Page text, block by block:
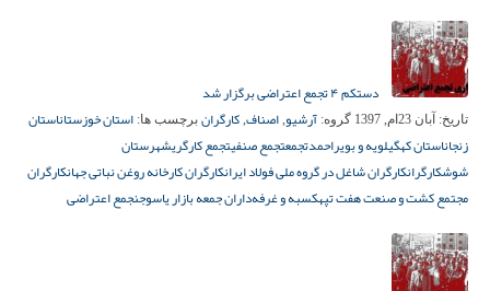
دستکم ۴ تجمع اعتراضی برگزار شد
تاریخ: آبان 23ام, 1397 گروه: آرشیو, اصناف, کارگران برچسب ها: استان خوزستاناستان
زنجاناستان کهگیلویه و بویراحمدتجمعتجمع صنفیتجمع کارگریشهرستان
شوشکارگرانکارگران شاغل در گروه ملی فولاد ایرانکارگران کارخانه روغن نباتی جهانکارگران
مجتمع کشت و صنعت هفت تپهکسبه و غرفه‌داران جمعه‌ بازار یاسوجنجمع اعتراضی